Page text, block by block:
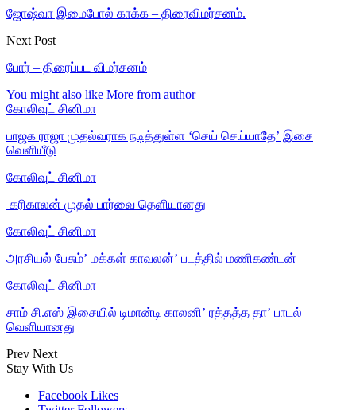
ஜோஷ்வா இமைபோல் காக்க – திரைவிமர்சனம்.
Next Post
போர் – திரைப்பட விமர்சனம்
You might also like More from author
கோலிவுட் சினிமா
பாஜக ராஜா முதல்வராக நடித்துள்ள ‘செய் செய்யாதே’ இசை
வெளியீடு
கோலிவுட் சினிமா
‎ கரிகாலன் முதல் பார்வை தெளியானது
கோலிவுட் சினிமா
அரசியல் பேசும்’ மக்கள் காவலன்’ படத்தில் மணிகண்டன்
கோலிவுட் சினிமா
சாம் சி.எஸ் இசையில் டிமான்டி காலனி’ ரத்தத்த தா’ பாடல்
வெளியானது
Prev Next
Stay With Us
Facebook Likes